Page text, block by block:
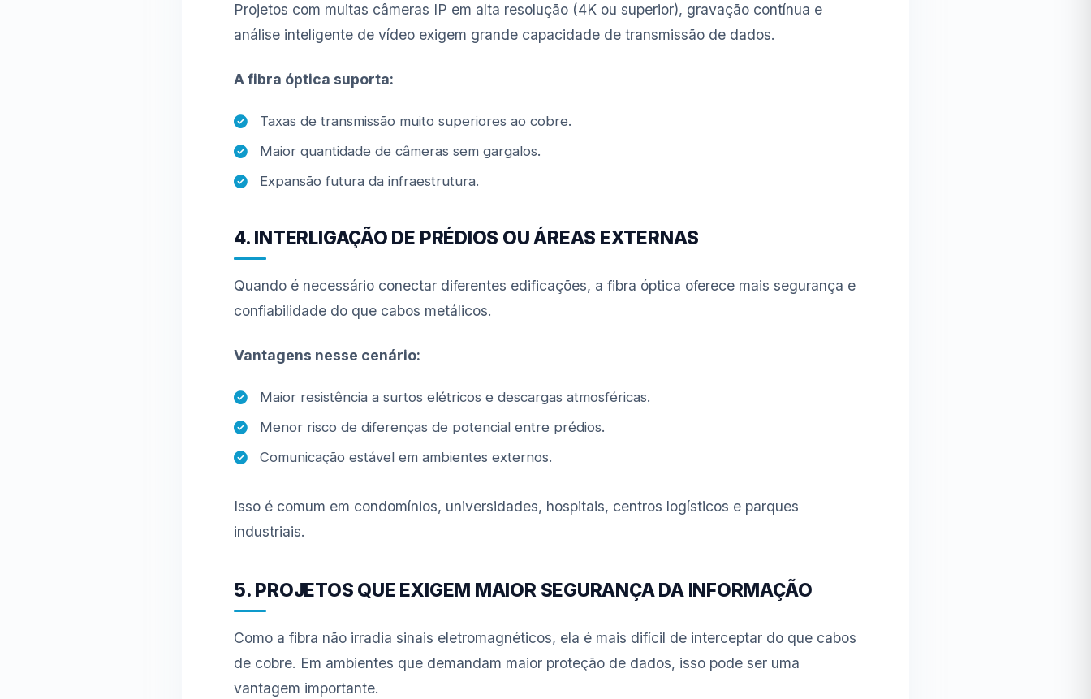
Projetos com muitas câmeras IP em alta resolução (4K ou superior), gravação contínua e
análise inteligente de vídeo exigem grande capacidade de transmissão de dados.
A fibra óptica suporta:
Taxas de transmissão muito superiores ao cobre.
Maior quantidade de câmeras sem gargalos.
Expansão futura da infraestrutura.
4. INTERLIGAÇÃO DE PRÉDIOS OU ÁREAS EXTERNAS
Quando é necessário conectar diferentes edificações, a fibra óptica oferece mais segurança e
confiabilidade do que cabos metálicos.
Vantagens nesse cenário:
Maior resistência a surtos elétricos e descargas atmosféricas.
Menor risco de diferenças de potencial entre prédios.
Comunicação estável em ambientes externos.
Isso é comum em condomínios, universidades, hospitais, centros logísticos e parques
industriais.
5. PROJETOS QUE EXIGEM MAIOR SEGURANÇA DA INFORMAÇÃO
Como a fibra não irradia sinais eletromagnéticos, ela é mais difícil de interceptar do que cabos
de cobre. Em ambientes que demandam maior proteção de dados, isso pode ser uma
vantagem importante.